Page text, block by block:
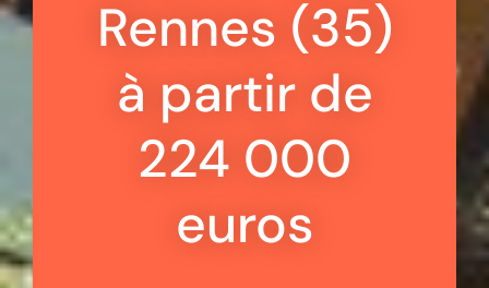
Rennes (35)
à partir de
224 000
euros